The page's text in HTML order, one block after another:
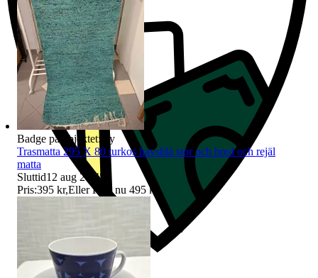
Badge på objektet:
Ny
Trasmatta 295 X 80 turkos havsblå stor och bred och rejäl
matta
Sluttid12 aug 21:45
Pris:395 kr,Eller Köp nu 495 kr ,.